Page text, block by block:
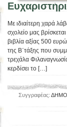
Με ιδιαίτερη χαρά
σχολείο μας
βιβλία αξίας 500
της Β΄τάξης που
τρεχάλα
κερδίσει το […]
Συγγραφέας: